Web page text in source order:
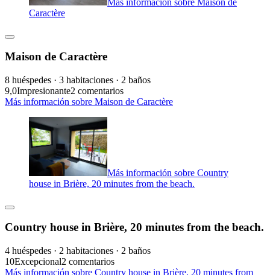
Caractère
Maison de Caractère
8 huéspedes · 3 habitaciones · 2 baños
9,0Impresionante2 comentarios
Más información sobre Maison de Caractère
Más información sobre Country
house in Brière, 20 minutes from the beach.
Country house in Brière, 20 minutes from the beach.
4 huéspedes · 2 habitaciones · 2 baños
10Excepcional2 comentarios
Más información sobre Country house in Brière, 20 minutes from